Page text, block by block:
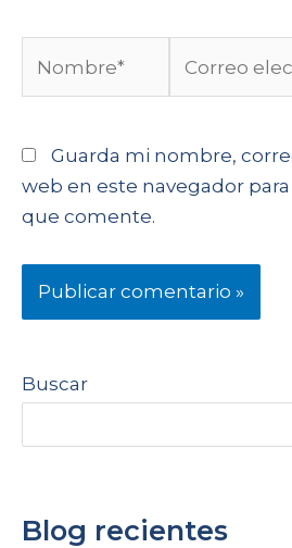
Guarda mi nombre,
web en este navegador
que comente.
Buscar
Blog recientes